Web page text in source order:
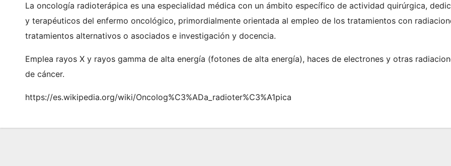
La oncología radioterápica es una especialidad médica con un ámbito específico de actividad quirúrgica,
y terapéuticos del enfermo oncológico, primordialmente orientada al empleo de los tratamientos con
tratamientos alternativos o asociados e investigación y docencia.
Emplea rayos X y rayos gamma de alta energía (fotones de alta energía), haces de electrones y otras
de cáncer.
https://es.wikipedia.org/wiki/Oncolog%C3%ADa_radioter%C3%A1pica